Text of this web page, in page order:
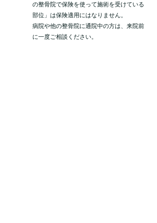
の整骨院で保険を使って施術を受けている
部位」は保険適用にはなりません。
​病院や他の整骨院に通院中の方は、来院前
に一度ご相談ください。